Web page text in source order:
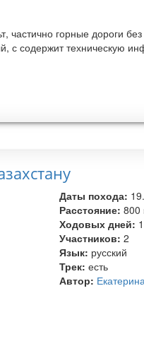
горные дороги
с содержит техническую
Даты похода:
Расстояние:800
Ходовых дней:
Участников:2
Язык: русский
Трек:есть
Автор: